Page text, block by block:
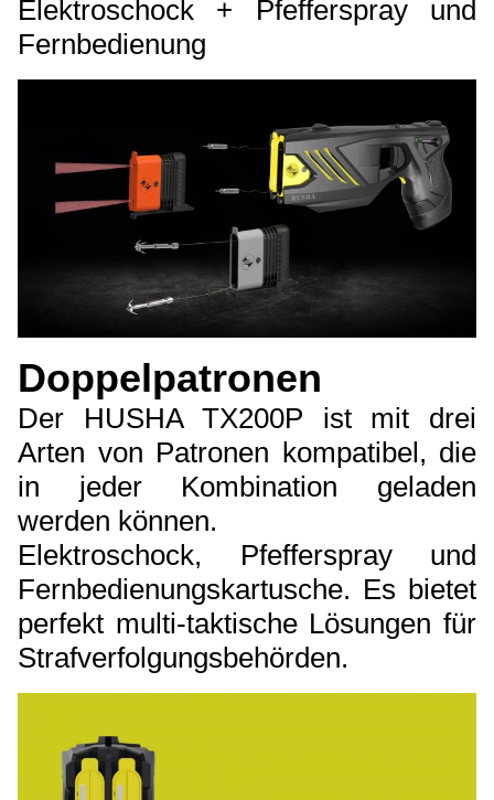
Elektroschock + Pfefferspray und
Fernbedienung
Doppelpatronen
Der HUSHA TX200P ist mit drei
Arten von Patronen kompatibel, die
in jeder Kombination geladen
werden können.
Elektroschock, Pfefferspray und
Fernbedienungskartusche. Es bietet
perfekt multi-taktische Lösungen für
Strafverfolgungsbehörden.